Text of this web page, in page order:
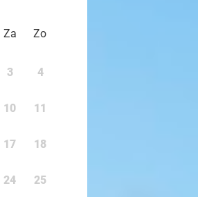
Za Zo
3 4
10 11
17 18
24 25